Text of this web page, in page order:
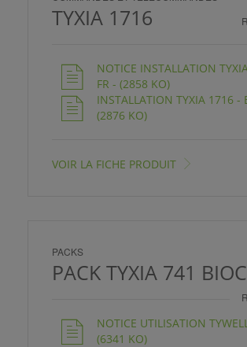
TYXIA 1716
NOTICE INSTALLATION
FR - (2858 KO)
INSTALLATION TYXIA 1716 -
(2876 KO)
VOIR LA FICHE PRODUIT
PACKS
PACK TYXIA 741
NOTICE UTILISATION
(6341 KO)